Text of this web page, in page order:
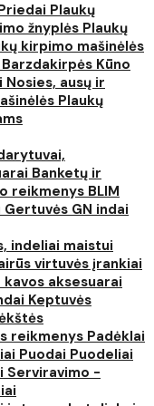
Plaukų
žnyplės Plaukų
kirpimo mašinėlės
Barzdakirpės Kūno
Nosies, ausų ir
Plaukų
Banketų ir
reikmenys BLIM
Gertuvės GN indai
indeliai maistui
virtuvės įrankiai
aksesuarai
Keptuvės
reikmenys Padėklai
Puodai Puodeliai
Serviravimo -